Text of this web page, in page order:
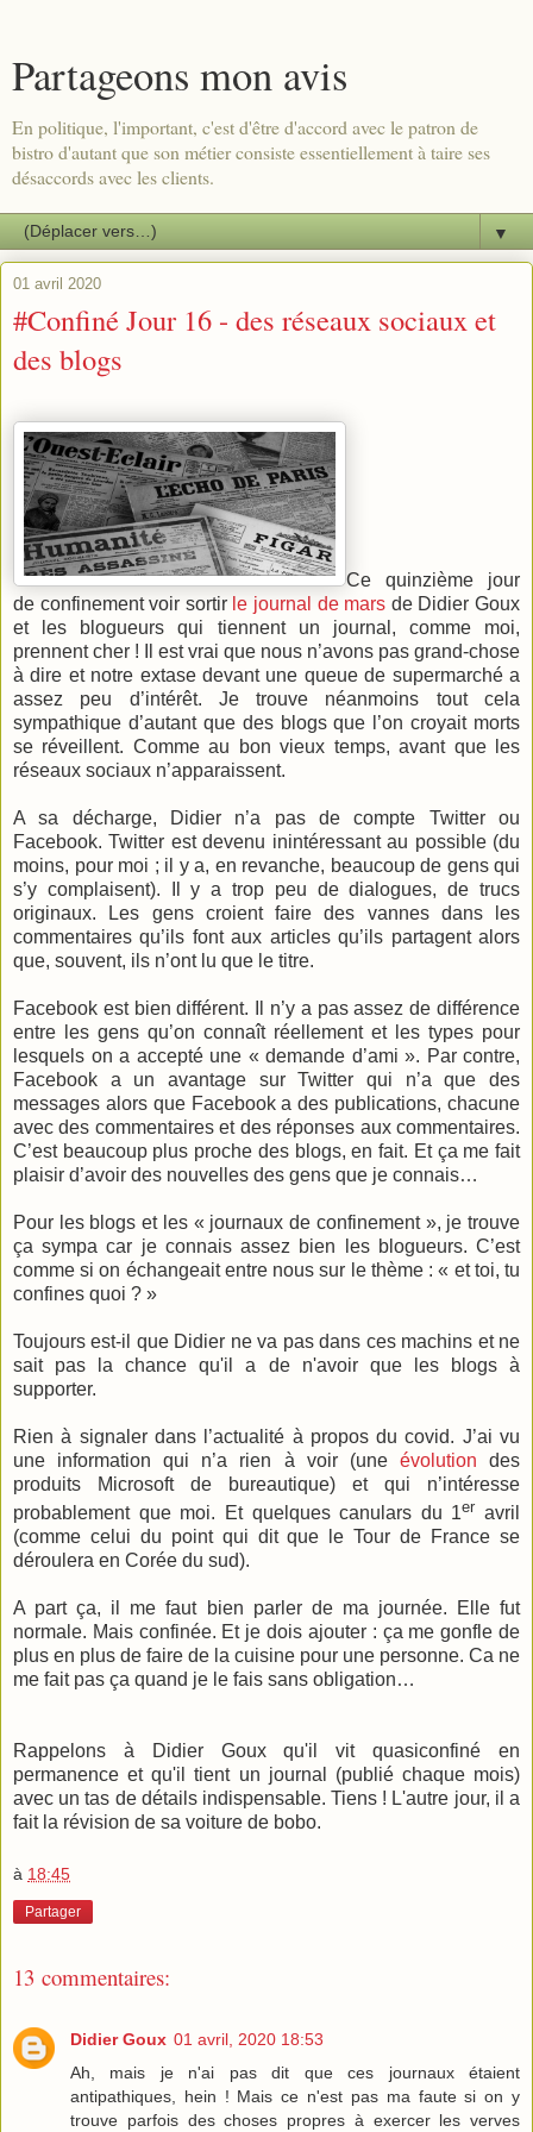
Partageons mon avis
En politique, l'important, c'est d'être d'accord avec le patron de
bistro d'autant que son métier consiste essentiellement à taire ses
désaccords avec les clients.
▼
01 avril 2020
#Confiné Jour 16 - des réseaux sociaux et
des blogs
Ce quinzième jour
de confinement voir sortir le journal de mars de Didier Goux
et les blogueurs qui tiennent un journal, comme moi,
prennent cher ! Il est vrai que nous n’avons pas grand-chose
à dire et notre extase devant une queue de supermarché a
assez peu d’intérêt. Je trouve néanmoins tout cela
sympathique d’autant que des blogs que l’on croyait morts
se réveillent. Comme au bon vieux temps, avant que les
réseaux sociaux n’apparaissent.
A sa décharge, Didier n’a pas de compte Twitter ou
Facebook. Twitter est devenu inintéressant au possible (du
moins, pour moi ; il y a, en revanche, beaucoup de gens qui
s’y complaisent). Il y a trop peu de dialogues, de trucs
originaux. Les gens croient faire des vannes dans les
commentaires qu’ils font aux articles qu’ils partagent alors
que, souvent, ils n’ont lu que le titre.
Facebook est bien différent. Il n’y a pas assez de différence
entre les gens qu’on connaît réellement et les types pour
lesquels on a accepté une « demande d’ami ». Par contre,
Facebook a un avantage sur Twitter qui n’a que des
messages alors que Facebook a des publications, chacune
avec des commentaires et des réponses aux commentaires.
C’est beaucoup plus proche des blogs, en fait. Et ça me fait
plaisir d’avoir des nouvelles des gens que je connais…
Pour les blogs et les « journaux de confinement », je trouve
ça sympa car je connais assez bien les blogueurs. C’est
comme si on échangeait entre nous sur le thème : « et toi, tu
confines quoi ? »
Toujours est-il que Didier ne va pas dans ces machins et ne
sait pas la chance qu'il a de n'avoir que les blogs à
supporter.
Rien à signaler dans l’actualité à propos du covid. J’ai vu
une information qui n’a rien à voir (une évolution des
produits Microsoft de bureautique) et qui n’intéresse
probablement que moi. Et quelques canulars du 1er avril
(comme celui du point qui dit que le Tour de France se
déroulera en Corée du sud).
A part ça, il me faut bien parler de ma journée. Elle fut
normale. Mais confinée. Et je dois ajouter : ça me gonfle de
plus en plus de faire de la cuisine pour une personne. Ca ne
me fait pas ça quand je le fais sans obligation…
Rappelons à Didier Goux qu'il vit quasiconfiné en
permanence et qu'il tient un journal (publié chaque mois)
avec un tas de détails indispensable. Tiens ! L'autre jour, il a
fait la révision de sa voiture de bobo.
à 18:45
Partager
13 commentaires:
Didier Goux 01 avril, 2020 18:53
Ah, mais je n'ai pas dit que ces journaux étaient
antipathiques, hein ! Mais ce n'est pas ma faute si on y
trouve parfois des choses propres à exercer les verves